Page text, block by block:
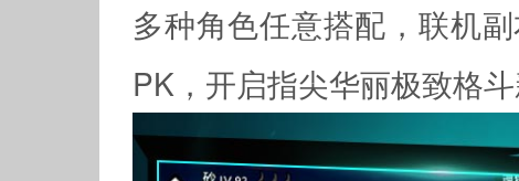
多种角色任意搭配，联机
PK，开启指尖华丽极致格斗